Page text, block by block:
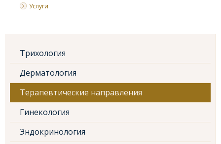
Услуги
Трихология
Дерматология
Терапевтические направления
Гинекология
Эндокринология